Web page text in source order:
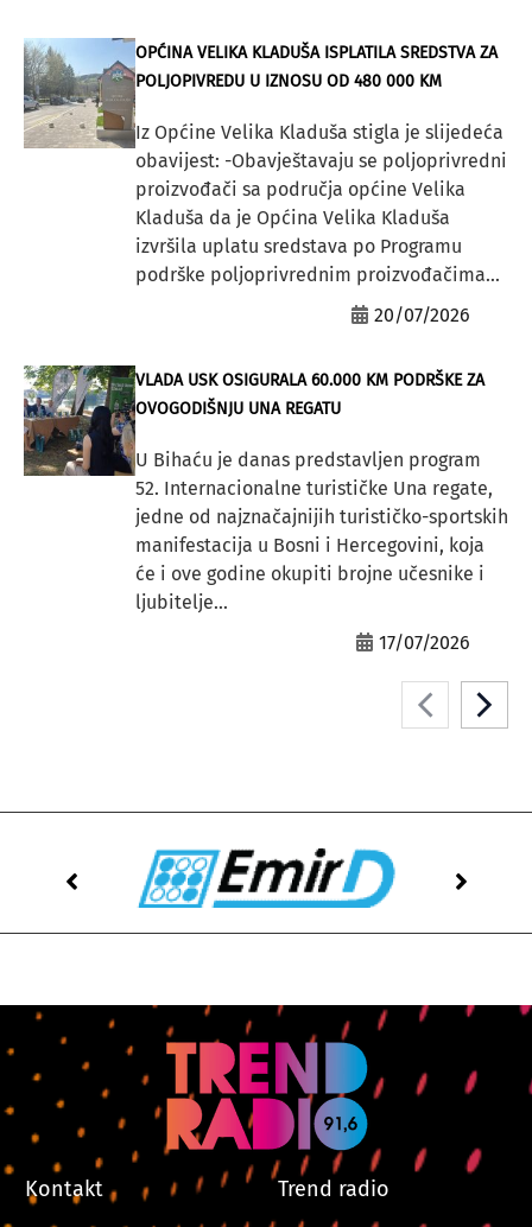
OPĆINA VELIKA KLADUŠA ISPLATILA SREDSTVA ZA
POLJOPIVREDU U IZNOSU OD 480 000 KM
Iz Općine Velika Kladuša stigla je slijedeća
obavijest: -Obavještavaju se poljoprivredni
proizvođači sa područja općine Velika
Kladuša da je Općina Velika Kladuša
izvršila uplatu sredstava po Programu
podrške poljoprivrednim proizvođačima...
20/07/2026
VLADA USK OSIGURALA 60.000 KM PODRŠKE ZA
OVOGODIŠNJU UNA REGATU
U Bihaću je danas predstavljen program
52. Internacionalne turističke Una regate,
jedne od najznačajnijih turističko-sportskih
manifestacija u Bosni i Hercegovini, koja
će i ove godine okupiti brojne učesnike i
ljubitelje...
17/07/2026
Kontakt Trend radio